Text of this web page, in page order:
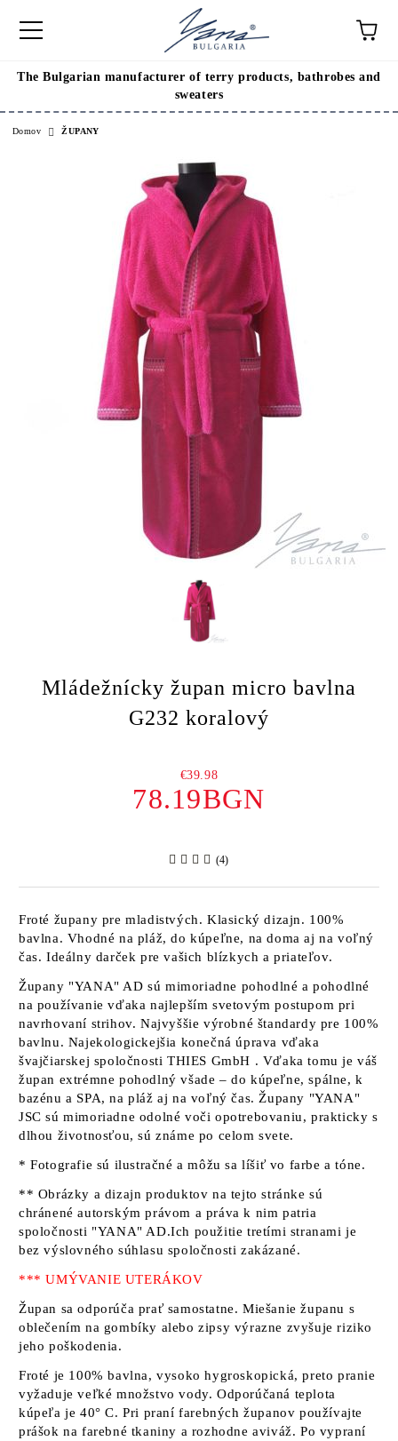
The Bulgarian manufacturer of terry products, bathrobes and
sweaters
Domov ŽUPANY
Mládežnícky župan micro bavlna
G232 koralový
€39.98
78.19BGN
(4)
Froté župany pre mladistvých. Klasický dizajn. 100%
bavlna. Vhodné na pláž, do kúpeľne, na doma aj na voľný
čas. Ideálny darček pre vašich blízkych a priateľov.
Župany "YANA" AD sú mimoriadne pohodlné a pohodlné
na používanie vďaka najlepším svetovým postupom pri
navrhovaní strihov. Najvyššie výrobné štandardy pre 100%
bavlnu. Najekologickejšia konečná úprava vďaka
švajčiarskej spoločnostiTHIES GmbH . Vďaka tomu je váš
župan extrémne pohodlný všade – do kúpeľne, spálne, k
bazénu a SPA, na pláž aj na voľný čas. Župany "YANA"
JSC sú mimoriadne odolné voči opotrebovaniu, prakticky s
dlhou životnosťou, sú známe po celom svete.
* Fotografie sú ilustračné a môžu sa líšiť vo farbe a tóne.
** Obrázky a dizajn produktov na tejto stránke sú
chránené autorským právom a práva k nim patria
spoločnosti "YANA" AD.Ich použitie tretími stranami je
bez výslovného súhlasu spoločnosti zakázané.
*** UMÝVANIE UTERÁKOV
Župan sa odporúča prať samostatne. Miešanie županu s
oblečením na gombíky alebo zipsy výrazne zvyšuje riziko
jeho poškodenia.
Froté je 100% bavlna, vysoko hygroskopická, preto pranie
vyžaduje veľké množstvo vody. Odporúčaná teplota
kúpeľa je 40° C. Pri praní farebných županov používajte
prášok na farebné tkaniny a rozhodne aviváž. Po vypraní